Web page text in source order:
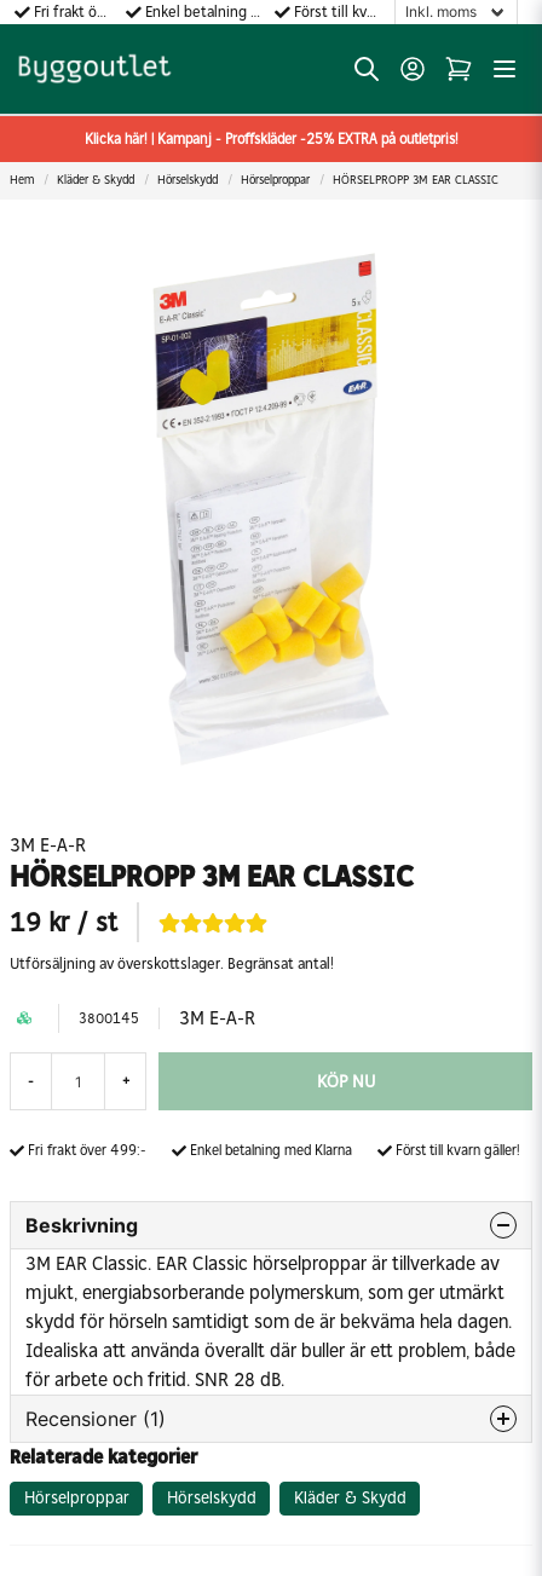
Fri frakt över 499:- Enkel betalning med Klarna Först till kvarn gäller!
Klicka här! | Kampanj - Proffskläder -25% EXTRA på outletpris!
Hem Kläder & Skydd Hörselskydd Hörselproppar HÖRSELPROPP 3M EAR CLASSIC
3M E-A-R
HÖRSELPROPP 3M EAR CLASSIC
19 kr / st
Utförsäljning av överskottslager. Begränsat antal!
3800145 3M E-A-R
- + KÖP NU
Fri frakt över 499:- Enkel betalning med Klarna Först till kvarn gäller!
Beskrivning
3M EAR Classic. EAR Classic hörselproppar är tillverkade av
mjukt, energiabsorberande polymerskum, som ger utmärkt
skydd för hörseln samtidigt som de är bekväma hela dagen.
Idealiska att använda överallt där buller är ett problem, både
för arbete och fritid. SNR 28 dB.
Recensioner (1)
Christina
för 11 månader sedan
Relaterade kategorier
Hörselproppar Hörselskydd Kläder & Skydd